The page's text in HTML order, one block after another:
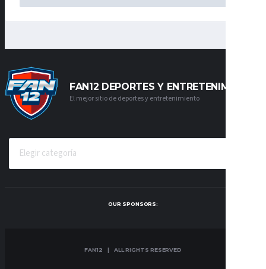
FAN12 DEPORTES Y ENTRETENIMIENTO
El mejor sitio de deportes y entretenimiento
OUR SPONSORS:
FAN12 | ALL RIGHTS RESERVED